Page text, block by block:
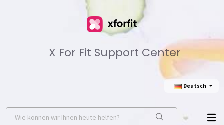
X For Fit Support Center
Deutsch